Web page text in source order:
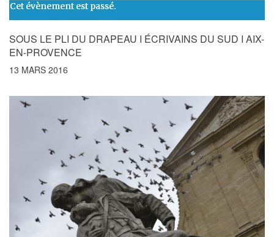
Cet évènement est passé.
SOUS LE PLI DU DRAPEAU I ÉCRIVAINS DU SUD I AIX-
EN-PROVENCE
13 MARS 2016